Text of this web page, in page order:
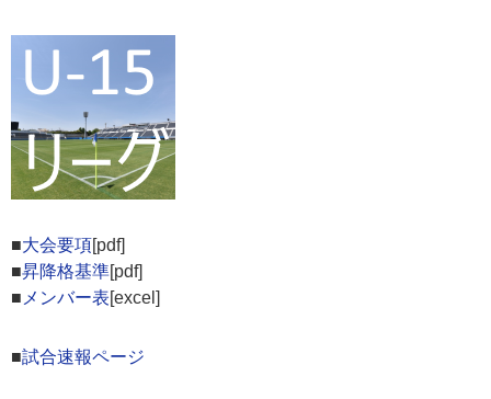
■大会要項[pdf]
■昇降格基準[pdf]
■ メンバー表[excel]
■試合速報ページ